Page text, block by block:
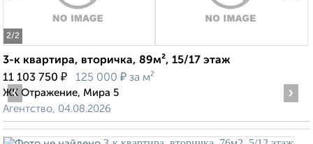
2/2
3-к квартира, вторичка, 89м², 15/17 этаж
11 103 750 ₽ 125 000 ₽ за м²
ЖК Отражение, Мира 5
Агентство, 04.08.2026
‹ ›